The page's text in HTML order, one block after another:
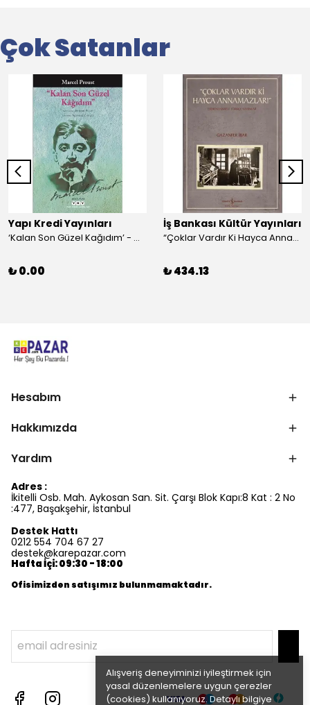
Alışveriş deneyiminizi iyileştirmek için
yasal düzenlemelere uygun çerezler
(cookies) kullanıyoruz. Detaylı bilgiye
Çok Satanlar
Yapı Kredi Yayınları
‘Kalan Son Güzel Kağıdım’ - Marcel Proust
₺ 0.00
İş Bankası Kültür Yayınları
“Çoklar Vardır Ki Hayca Annamazlar!” - Gazanfer İbar
₺ 434.13
Hesabım
Hakkımızda
Yardım
Adres :
İkitelli Osb. Mah. Aykosan San. Sit. Çarşı Blok Kapı:8 Kat : 2 No
:477, Başakşehir, İstanbul
Destek Hattı
0212 554 704 67 27
destek@karepazar.com
Hafta İçi: 09:30 - 18:00
Ofisimizden satışımız bulunmamaktadır.